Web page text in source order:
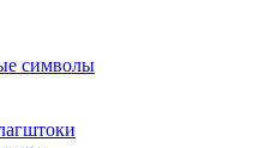
символы